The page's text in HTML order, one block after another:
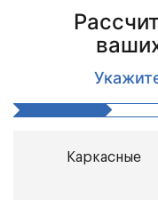
Каркасные